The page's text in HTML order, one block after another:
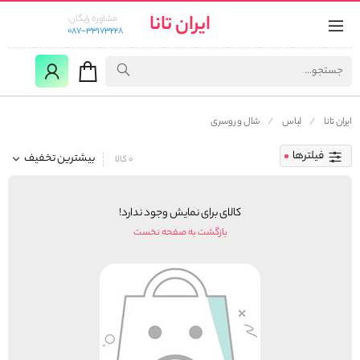
ایران تانا
مشاوره رایگان:
087-33173228
ایران تانا لباس شال و روسری
فیلترها بیشترین تخفیف 0 کالا
کالای برای نمایش وجود ندارد!
بازگشت به صفحه نخست